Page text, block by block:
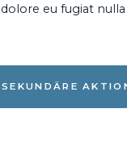
eu fugiat
SEKUNDÄRE